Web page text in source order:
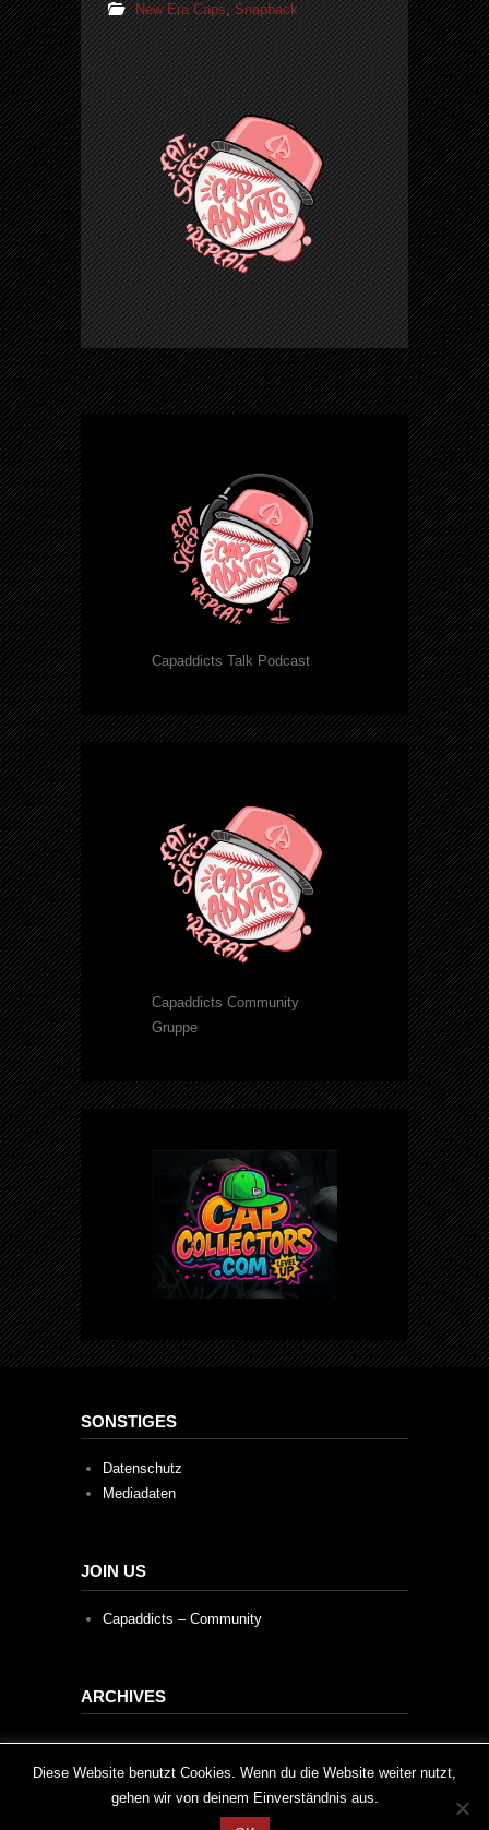
New Era Caps,Snapback
Capaddicts Talk Podcast
Capaddicts Community
Gruppe
SONSTIGES
Datenschutz
Mediadaten
JOIN US
Capaddicts – Community
ARCHIVES
Archives
This website uses cookies to improve your experience. We'll
assume you're ok with this, but you can opt-out if you wish.
Diese Website benutzt Cookies. Wenn du die Website weiter nutzt,
gehen wir von deinem Einverständnis aus.